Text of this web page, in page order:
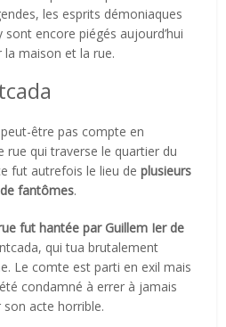
les esprits démoniaques
encore piégés aujourd’hui
maison et la rue.
être pas compte en
rue qui traverse le quartier du
fut autrefois le lieu deplusieurs
fantômes.
fut hantée par Guillem Ier de
qui tua brutalement
Le comte est parti en exil mais
condamné à errer à jamais
acte horrible.